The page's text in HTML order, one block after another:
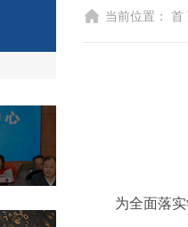
当前位置： 首
为全面落